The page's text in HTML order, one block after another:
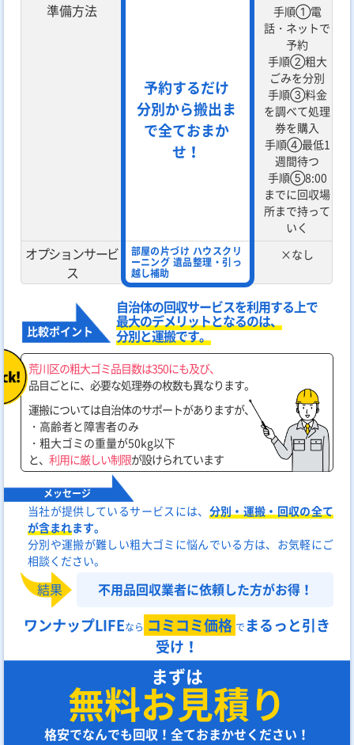
準備方法
予約するだけ
分別から搬出ま
で全ておまか
せ！
手順①電
話・ネットで
予約
手順②粗大
ごみを分別
手順③料金
を調べて処理
券を購入
手順④最低1
週間待つ
手順⑤8:00
までに回収場
所まで持って
いく
オプションサービ
ス
部屋の片づけ ハウスクリ
ーニング 遺品整理・引っ
越し補助
×なし
比較ポイント
自治体の回収サービスを利用する上で
最大のデメリットとなるのは、
分別と運搬です。
荒川区の粗大ゴミ品目数は350にも及び、
品目ごとに、必要な処理券の枚数も異なります。
運搬については自治体のサポートがありますが、
・ 高齢者と障害者のみ
・粗大ゴミの重量が50kg以下
と、利用に厳しい制限が設けられています
メッセージ
当社が提供しているサービスには、 分別・運搬・回収の全て
が含まれます。
分別や運搬が難しい粗大ゴミに悩んでいる方は、お気軽にご
相談ください。
結果 不用品回収業者に依頼した方がお得！
ワンナップLIFEなら コミコミ価格 で まるっと引き
受け！
まずは
無料お見積り
格安でなんでも回収！全ておまかせください！